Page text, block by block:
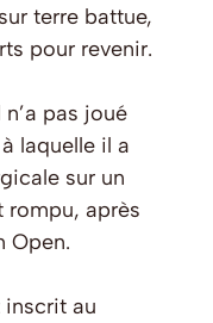
terre battue,
pour revenir.
pas joué
laquelle il a
sur un
rompu, après
Open.
inscrit au